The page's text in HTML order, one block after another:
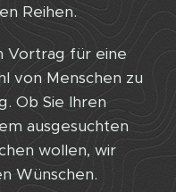
Reihen.
Vortrag für eine
von Menschen zu
Ob Sie Ihren
ausgesuchten
wollen, wir
Wünschen.